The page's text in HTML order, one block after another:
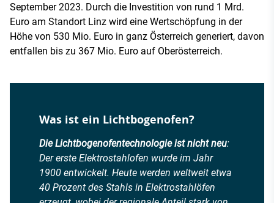
September 2023. Durch die Investition von rund 1 Mrd.
Euro am Standort Linz wird eine Wertschöpfung in der
Höhe von 530 Mio. Euro in ganz Österreich generiert, davon
entfallen bis zu 367 Mio. Euro auf Oberösterreich.
Was ist ein Lichtbogenofen?
Die Lichtbogenofentechnologie ist nicht neu:
Der erste Elektrostahlofen wurde im Jahr
1900 entwickelt. Heute werden weltweit etwa
40 Prozent des Stahls in Elektrostahlöfen